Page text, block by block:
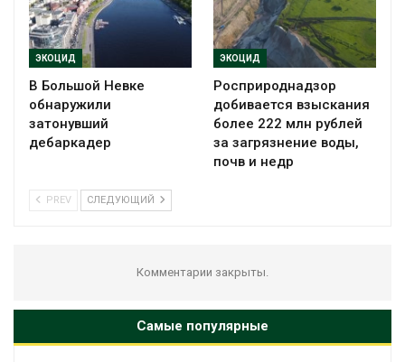
ЭКОЦИД
В Большой Невке
обнаружили
затонувший
дебаркадер
ЭКОЦИД
Росприроднадзор
добивается взыскания
более 222 млн рублей
за загрязнение воды,
почв и недр
PREV СЛЕДУЮЩИЙ
Комментарии закрыты.
Самые популярные